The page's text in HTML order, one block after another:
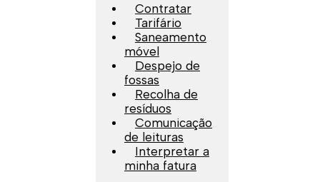
Contratar
Tarifário
Saneamento
móvel
Despejo de
fossas
Recolha de
resíduos
Comunicação
de leituras
Interpretar a
minha fatura